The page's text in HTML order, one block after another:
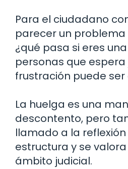
Para el ciudadano
parecer un problema
¿qué pasa si eres
personas que espera
frustración puede
La huelga es una
descontento, pero
llamado a la
estructura y se
ámbito judicial.